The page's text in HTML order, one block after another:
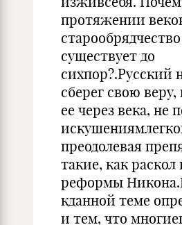
протяжении
существует до
сихпор?.Русский
сберег свою веру,
ее через века, не
преодолевая
такие, как раскол
реформы
кданной теме
и тем, что